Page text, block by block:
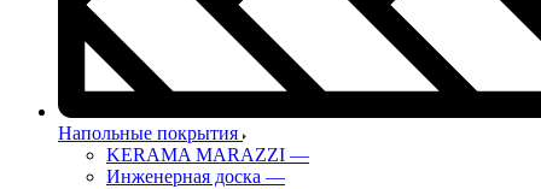
Напольные покрытия
KERAMA MARAZZI —
Инженерная доска —